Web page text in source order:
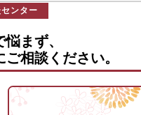
ンター
まず、
相談ください。